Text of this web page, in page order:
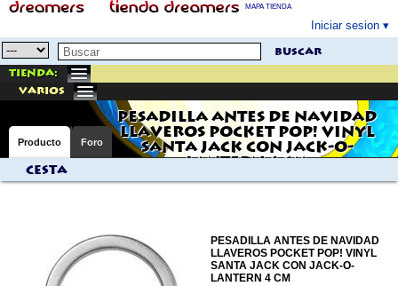
MAPA TIENDA
Iniciar sesion
buscar
Tienda:
varios
PESADILLA ANTES DE NAVIDAD
LLAVEROS POCKET POP! VINYL
SANTA JACK CON JACK-O-
LANTERN 4 CM
Producto Foro
Cesta
PESADILLA ANTES DE NAVIDAD
LLAVEROS POCKET POP! VINYL
SANTA JACK CON JACK-O-
LANTERN 4 CM